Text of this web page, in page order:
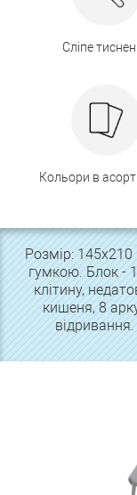
Сліпе
Кольори в
Розмір:
гумкою. Блок -
клітину,
кишеня, 8